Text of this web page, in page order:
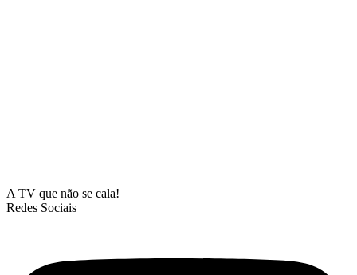
A TV que não se cala!
Redes Sociais